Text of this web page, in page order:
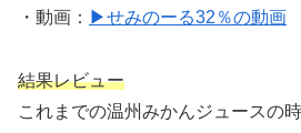
・動画： ▶せみのーる32％の動画
結果レビュー
これまでの温州みかんジュースの